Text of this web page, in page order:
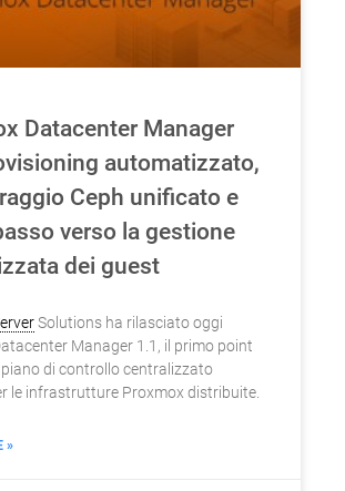
Datacenter Manager
automatizzato,
Ceph unificato e
verso la gestione
dei guest
Solutions ha rilasciato oggi
Manager 1.1, il primo point
piano di controllo centralizzato
le infrastrutture Proxmox distribuite.
»